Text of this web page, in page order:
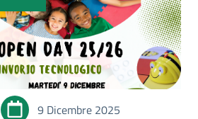
9 Dicembre 2025